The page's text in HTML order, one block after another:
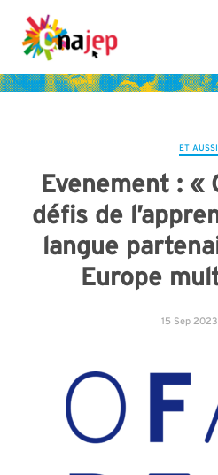
ET AUSSI
Evenement : «
défis de
langue
Europe
15 Sep 2023